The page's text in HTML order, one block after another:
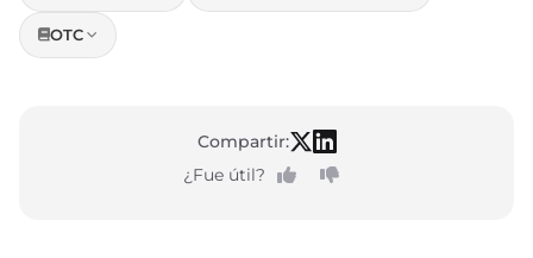
OTC
Compartir:
¿Fue útil?